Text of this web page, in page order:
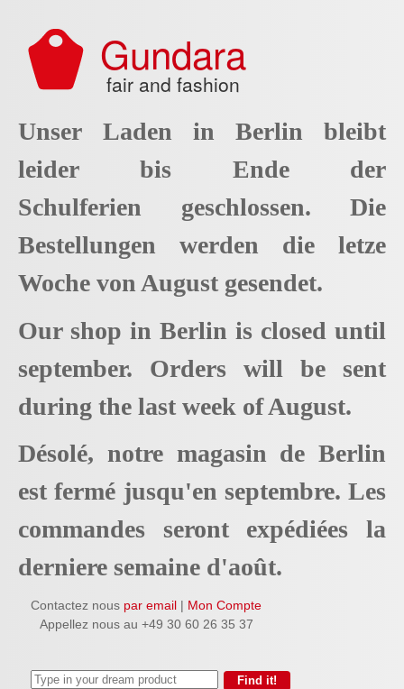
Gundara
fair and fashion
Unser Laden in Berlin bleibt
leider bis Ende der
Schulferien geschlossen. Die
Bestellungen werden die letze
Woche von August gesendet.
Our shop in Berlin is closed until
september. Orders will be sent
during the last week of August.
Désolé, notre magasin de Berlin
est fermé jusqu'en septembre. Les
commandes seront expédiées la
derniere semaine d'août.
Contactez nous par email | Mon Compte
Appellez nous au +49 30 60 26 35 37